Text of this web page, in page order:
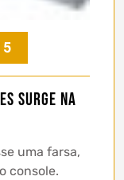
surge na
uma farsa,
console.